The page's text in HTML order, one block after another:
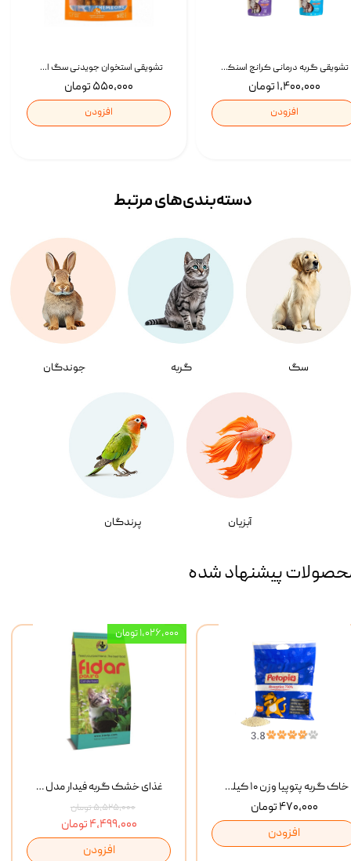
تشویقی استخوان جویدنی سگ اسنکی کرانچی با طعم مرغ Snacky Crunchy Munchy وزن 100 گرم
۵۵۰,۰۰۰ تومان
افزودن
تشویقی گربه درمانی کرانچ اسنکی با طعم میکس Snacky Crunch Cat Treats وزن 60 گرم بسته 4 عددی
۱,۴۰۰,۰۰۰ تومان
افزودن
سگ گربه جوندگان
آبزیان پرندگان
دسته‌بندی‌‌های مرتبط
پیشنهاد شده
غذای خشک گربه فیدار مدل Adult وزن 10 کیلوگرم
۵,۵۲۵,۰۰۰ تومان
۴,۴۹۹,۰۰۰ تومان
افزودن
۱,۰۲۶,۰۰۰ تومان
خاک گربه پتوپیا وزن ۱۰ کیلوگرم
۴۷۰,۰۰۰ تومان
افزودن